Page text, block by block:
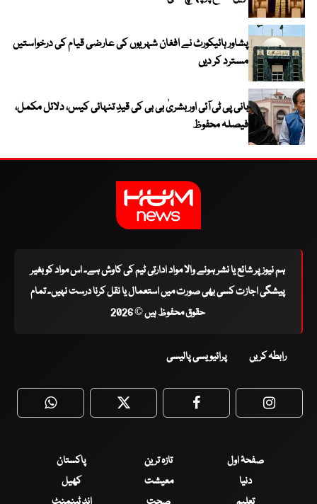
پشاور ہائیکورٹ نے افغان شہریوں کی عارضی قیام کی درخواستیں
مسترد کر دیں
بانی پی ٹی آئی اور بشریٰ بی بی کی قیدِ تنہائی کیس، دلائل مکمل،
فیصلہ محفوظ
ہم نیوز پر شائع یا نشر ہونے والا مواد ادارتی ٹیم کی کاوش ہے۔ اس مواد کو بغیر
پیشگی اجازت کسی بھی صورت میں استعمال یا نقل کرنا درست نہیں۔ تمام
حقوق محفوظ ہیں © 2026
رابطہ کریں پرائیویسی پالیسی
WhatsApp Twitter Facebook
صفحۂ اول تازہ ترین
پاکستان
دنیا
معیشت
کھیل